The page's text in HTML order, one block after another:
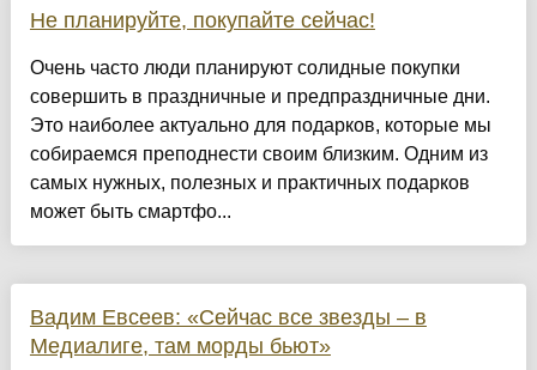
Не планируйте, покупайте сейчас!
Очень часто люди планируют солидные покупки
совершить в праздничные и предпраздничные дни.
Это наиболее актуально для подарков, которые мы
собираемся преподнести своим близким. Одним из
самых нужных, полезных и практичных подарков
может быть смартфо...
Вадим Евсеев: «Сейчас все звезды – в
Медиалиге, там морды бьют»